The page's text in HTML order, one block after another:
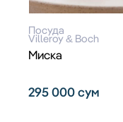
Посуда
Villeroy & Boch
Миска
295 000сум